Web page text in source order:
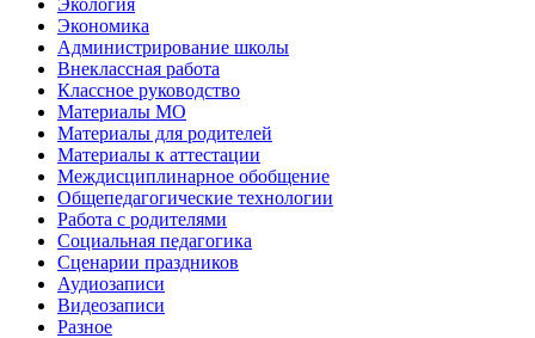
Экономика
Администрирование школы
Внеклассная работа
Классное руководство
Материалы МО
Материалы для родителей
Материалы к аттестации
Междисциплинарное обобщение
Общепедагогические технологии
Работа с родителями
Социальная педагогика
Сценарии праздников
Аудиозаписи
Видеозаписи
Разное